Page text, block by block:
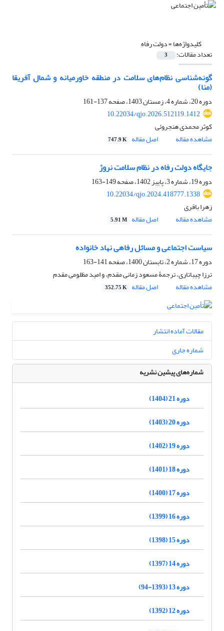
کلیدواژه‌ها =دولت رفاه
تعداد مقالات: 3
گونه‌شناسی نظام‌های سلامت در منطقه خاورمیانه و شمال آفریقا
(منا)
دوره 20، شماره 4، زمستان 1403، صفحه
137-161
10.22034/qjo.2026.512119.1412
کوثر محمدی هنجروئی
مشاهده مقاله
اصل مقاله 747.9 K
جایگاه دولت رفاه در نظام سلامت نروژ
دوره 19، شماره 3، پاییز 1402، صفحه
149-163
10.22034/qjo.2024.418777.1338
زهرا باقری
مشاهده مقاله
اصل مقاله 5.91 M
سیاست اجتماعی و مسائل رفاهی نهاد خانواده
دوره 17، شماره 2، تابستان 1400، صفحه
141-163
ترزا چیباتاری، ترجمۀ مسعود زمانی مقدم، و امید مظلومی مقدم
مشاهده مقاله
اصل مقاله 352.75 K
مقالات آماده انتشار
شماره جاری
شماره‌های پیشین نشریه
دوره 21 (1404)
دوره 20 (1403)
دوره 19 (1402)
دوره 18 (1401)
دوره 17 (1400)
دوره 16 (1399)
دوره 15 (1398)
دوره 14 (1397)
دوره 13 (1393-94)
دوره 12 (1392)